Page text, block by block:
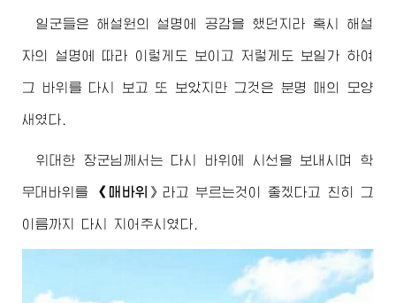
일군들은 해설원의 설명에 공감을 했던지라 혹시 해설
자의 설명에 따라 이렇게도 보이고 저렇게도 보일가 하여
그 바위를 다시 보고 또 보았지만 그것은 분명 매의 모양
새였다.
위대한 장군님께서 는 다시 바위에 시선을 보내시며 학
무대바위를 《매바위 》라고 부르는것이 좋겠다고 친히 그
이름까지 다시 지어주시였다.